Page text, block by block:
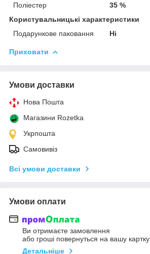
Поліестер
35 %
Користувальницькі характеристики
Подарункове паковання
Ні
Приховати
Умови доставки
Нова Пошта
Магазини Rozetka
Укрпошта
Самовивіз
Всі умови доставки
Умови оплати
Ви отримаєте замовлення
або гроші повернуться на вашу картку
Детальніше